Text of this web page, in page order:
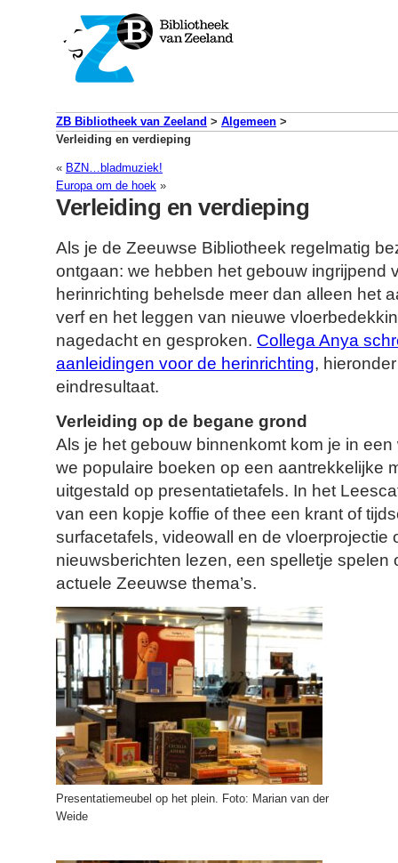
ZB Bibliotheek van Zeeland > Algemeen >
Verleiding en verdieping
« BZN…bladmuziek!
Europa om de hoek »
Verleiding en verdieping
Als je de Zeeuwse Bibliotheek regelmatig
ontgaan: we hebben het gebouw ingrijpend
herinrichting behelsde meer dan alleen het
verf en het leggen van nieuwe
nagedacht en gesproken. Collega Anya
aanleidingen voor de herinrichting,
eindresultaat.
Verleiding op de begane grond
Als je het gebouw binnenkomt kom je in
we populaire boeken op een aantrekkelijke
uitgestald op presentatietafels. In het
van een kopje koffie of thee een krant of
surfacetafels, videowall en de vloerprojectie
nieuwsberichten lezen, een spelletje spelen
actuele Zeeuwse thema’s.
Presentatiemeubel op het plein. Foto: Marian van der
Weide